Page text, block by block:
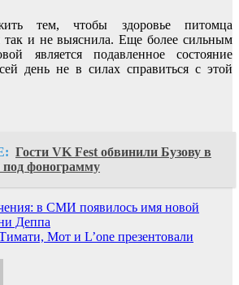
тем, чтобы здоровье питомца
так и не выяснила. Еще более сильным
является подавленное состояние
день не в силах справиться с этой
Гости VK Fest обвинили Бузову в
под фонограмму
в СМИ появилось имя новой
Деппа
Мот и L’one презентовали